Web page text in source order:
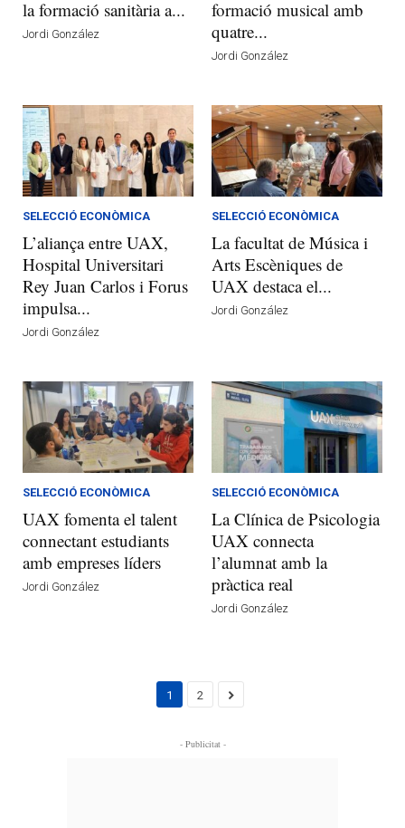
la formació sanitària a...
Jordi González
formació musical amb
quatre...
Jordi González
SELECCIÓ ECONÒMICA
L’aliança entre UAX,
Hospital Universitari
Rey Juan Carlos i Forus
impulsa...
Jordi González
SELECCIÓ ECONÒMICA
La facultat de Música i
Arts Escèniques de
UAX destaca el...
Jordi González
SELECCIÓ ECONÒMICA
UAX fomenta el talent
connectant estudiants
amb empreses líders
Jordi González
SELECCIÓ ECONÒMICA
La Clínica de Psicologia
UAX connecta
l’alumnat amb la
pràctica real
Jordi González
1 2
- Publicitat -